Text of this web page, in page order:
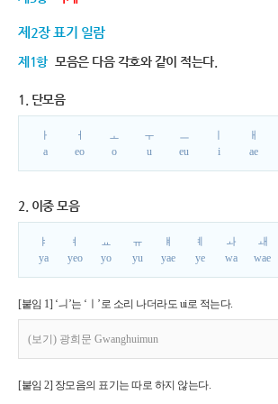
제2장 표기 일람
제1항 모음은 다음 각호와 같이 적는다.
1. 단모음
ㅏ
a
ㅓ
eo
ㅗ
o
ㅜ
u
ㅡ
eu
i
ㅐ
ae
2. 이중 모음
ㅑ
ya
ㅕ
yeo
ㅛ
yo
ㅠ
yu
ㅒ
yae
ㅖ
ye
ㅘ
wa
ㅙ
wae
[붙임 1] ‘ㅢ’는 ‘ㅣ’로 소리 나더라도 ui로 적는다.
(보기) 광희문 Gwanghuimun
[붙임 2] 장모음의 표기는 따로 하지 않는다.